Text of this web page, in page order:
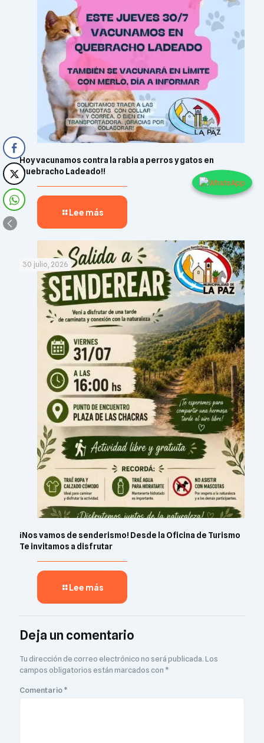
Hoy vacunamos contra la rabia a perros y gatos en
Quebracho Ladeado!!
Lee más
30 julio, 2026
¡Nos vamos de senderismo! Desde la Oficina de Turismo
Te invitamos a disfrutar
Lee más
Deja un comentario
Tu dirección de correo electrónico no será publicada.Los
campos obligatorios están marcados con *
Comentario*